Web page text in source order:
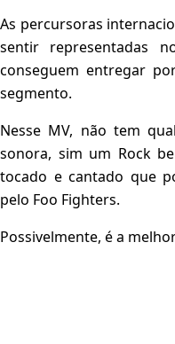
As percursoras
sentir representadas
conseguem entregar
segmento.
Nesse MV, não tem
sonora, sim um Rock
tocado e cantado que
pelo Foo Fighters.
Possivelmente, é a